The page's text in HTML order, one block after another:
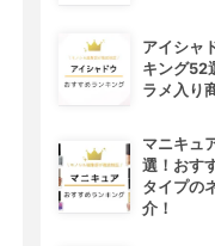
アイシャ
キング52
ラメ入り
マニキュ
選！おす
タイプの
介！